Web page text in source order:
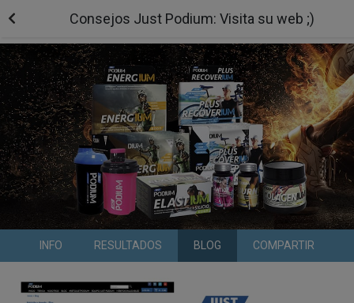
Consejos Just Podium: Visita su web ;)
INFO RESULTADOS BLOG COMPARTIR